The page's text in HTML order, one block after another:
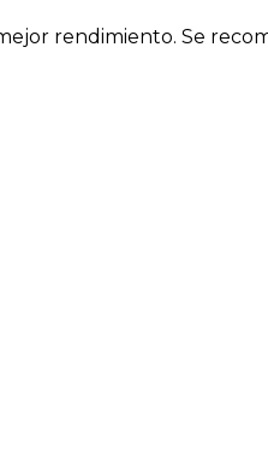
rendimiento. Se